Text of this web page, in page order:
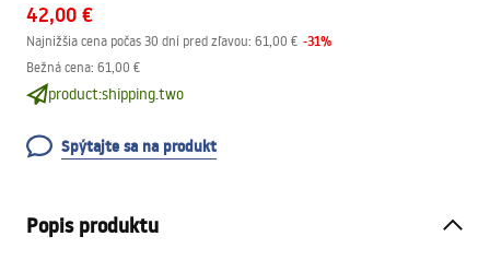
42,00 €
Najnižšia cena počas 30 dní pred zľavou: 61,00 € -31%
Bežná cena: 61,00 €
product:shipping.two
Spýtajte sa na produkt
Popis produktu